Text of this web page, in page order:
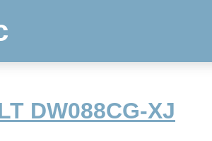
DW088CG-XJ